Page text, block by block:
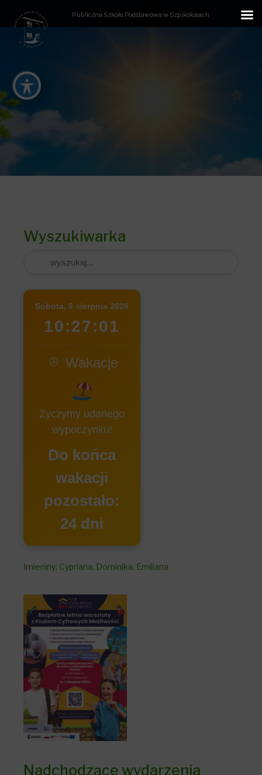
Publiczna Szkoła Podstawowa w Szpikołosach
Wyszukiwarka
Sobota, 8 sierpnia 2026
10:27:01
Wakacje
Życzymy udanego
wypoczynku!
Do końca
wakacji
pozostało:
24 dni
Imieniny: Cypriana, Dominika, Emiliana
Nadchodzące wydarzenia